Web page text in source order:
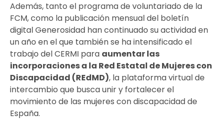
Además, tanto el programa de voluntariado de la
FCM, como la publicación mensual del boletín
digital Generosidad han continuado su actividad en
un año en el que también se ha intensificado el
trabajo del CERMI para aumentar las
incorporaciones a la Red Estatal de Mujeres con
Discapacidad (REdMD), la plataforma virtual de
intercambio que busca unir y fortalecer el
movimiento de las mujeres con discapacidad de
España.